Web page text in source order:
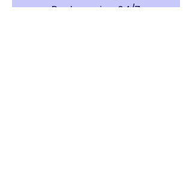
Rask service 24/7